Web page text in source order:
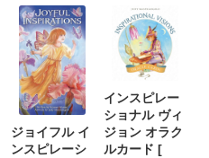
ジョイフル イ
ンスピレーシ
インスピレー
ショナル ヴィ
ジョン オラク
ルカード [